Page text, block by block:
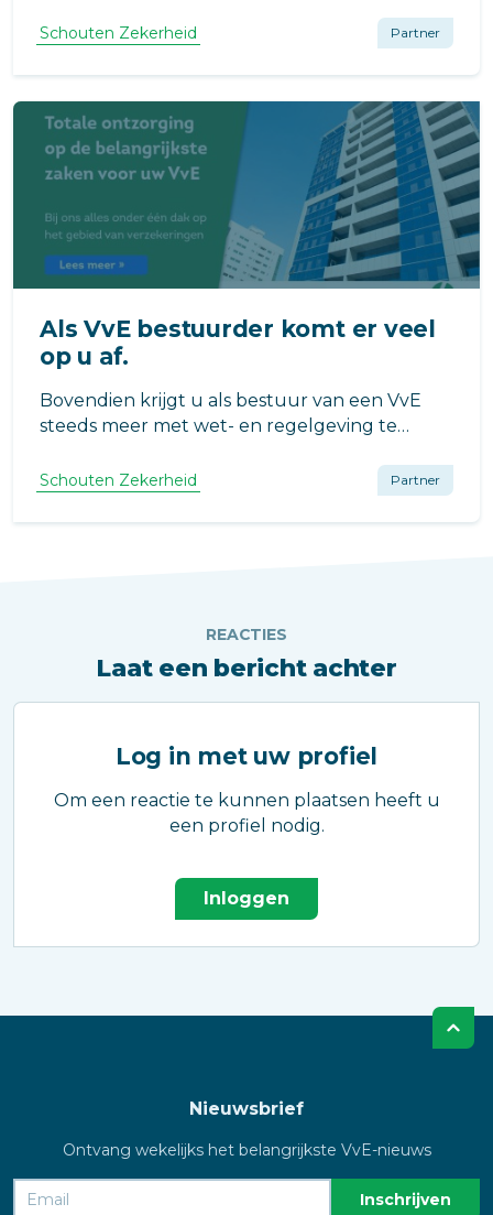
gebouwen van de VvE. Daarbij kunnen ook
brandgevaarlijke werkzaamheden aan de
panden van de VvE worden uitgevoerd.
Schouten Zekerheid Partner
Als VvE bestuurder komt er veel
op u af.
Bovendien krijgt u als bestuur van een VvE
steeds meer met wet- en regelgeving te
die u ontzorgt op de belangrijkste zaken voor
Schouten Zekerheid Partner
REACTIES
Laat een bericht achter
Log in met uw profiel
Om een reactie te kunnen plaatsen heeft u
een profiel nodig.
Inloggen
Nieuwsbrief
Ontvang wekelijks het belangrijkste VvE-nieuws